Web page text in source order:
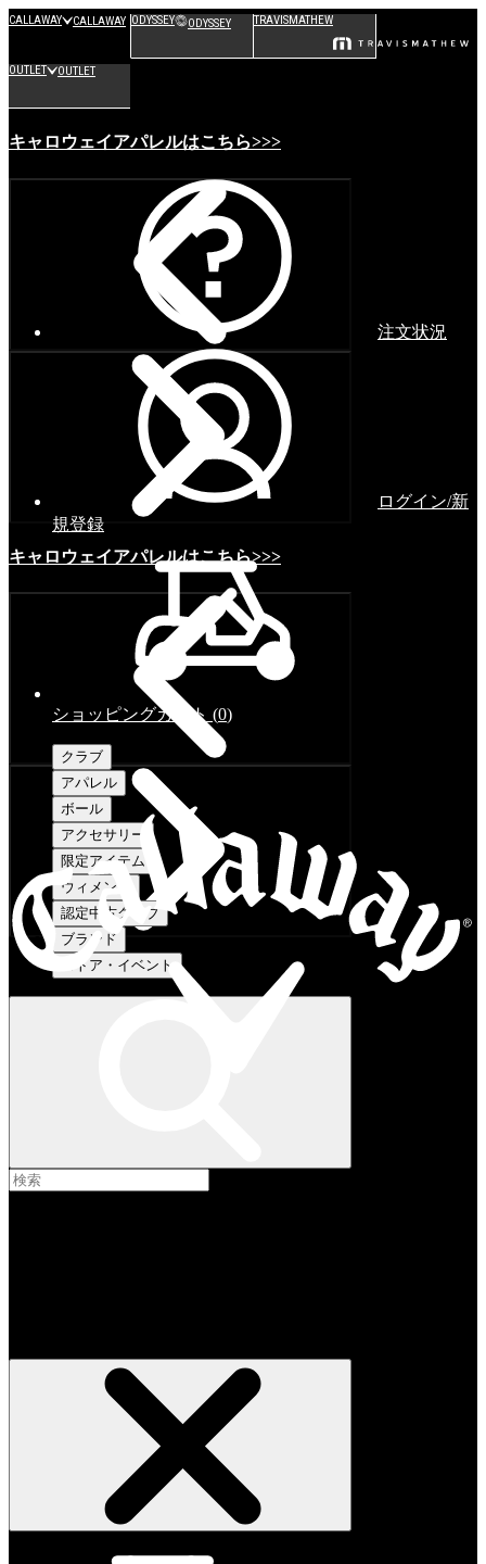
CALLAWAY CALLAWAY ODYSSEY ODYSSEY TRAVISMATHEW
OUTLET OUTLET
キャロウェイアパレルはこちら>>>
キャロウェイアパレルはこちら>>>
注文状況
ログイン/新
規登録
ショッピングカート (0)
クラブ
アパレル
ボール
アクセサリー
限定アイテム
ウィメンズ
認定中古クラブ
ブランド
ストア・イベント